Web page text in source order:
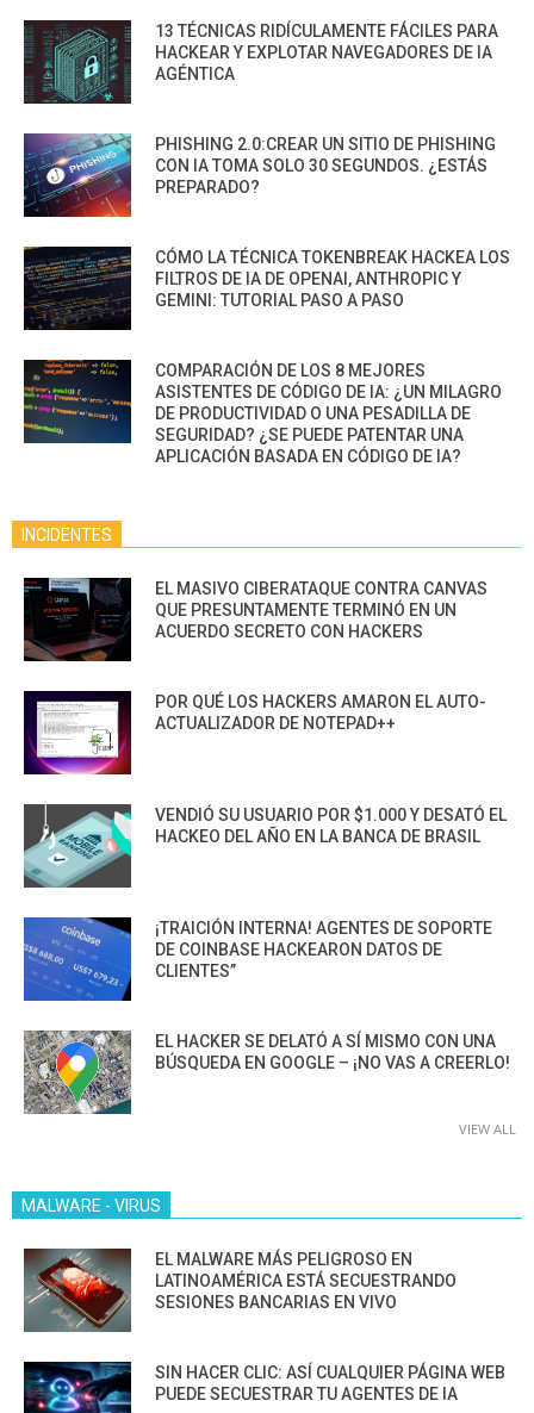
13 TÉCNICAS RIDÍCULAMENTE FÁCILES PARA
HACKEAR Y EXPLOTAR NAVEGADORES DE IA
AGÉNTICA
PHISHING 2.0:CREAR UN SITIO DE PHISHING
CON IA TOMA SOLO 30 SEGUNDOS. ¿ESTÁS
PREPARADO?
CÓMO LA TÉCNICA TOKENBREAK HACKEA LOS
FILTROS DE IA DE OPENAI, ANTHROPIC Y
GEMINI: TUTORIAL PASO A PASO
COMPARACIÓN DE LOS 8 MEJORES
ASISTENTES DE CÓDIGO DE IA: ¿UN MILAGRO
DE PRODUCTIVIDAD O UNA PESADILLA DE
SEGURIDAD? ¿SE PUEDE PATENTAR UNA
APLICACIÓN BASADA EN CÓDIGO DE IA?
INCIDENTES
EL MASIVO CIBERATAQUE CONTRA CANVAS
QUE PRESUNTAMENTE TERMINÓ EN UN
ACUERDO SECRETO CON HACKERS
POR QUÉ LOS HACKERS AMARON EL AUTO-
ACTUALIZADOR DE NOTEPAD++
VENDIÓ SU USUARIO POR $1.000 Y DESATÓ EL
HACKEO DEL AÑO EN LA BANCA DE BRASIL
¡TRAICIÓN INTERNA! AGENTES DE SOPORTE
DE COINBASE HACKEARON DATOS DE
CLIENTES”
EL HACKER SE DELATÓ A SÍ MISMO CON UNA
BÚSQUEDA EN GOOGLE – ¡NO VAS A CREERLO!
VIEW ALL
MALWARE - VIRUS
EL MALWARE MÁS PELIGROSO EN
LATINOAMÉRICA ESTÁ SECUESTRANDO
SESIONES BANCARIAS EN VIVO
SIN HACER CLIC: ASÍ CUALQUIER PÁGINA WEB
PUEDE SECUESTRAR TU AGENTES DE IA